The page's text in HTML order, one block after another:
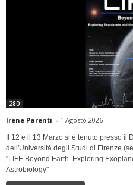
280
Irene Parenti - 1 Agosto 2026
Il 12 e il 13 Marzo si è tenuto presso il
dell'Università degli Studi di Firenze
"LIFE Beyond Earth. Exploring
Astrobiology"